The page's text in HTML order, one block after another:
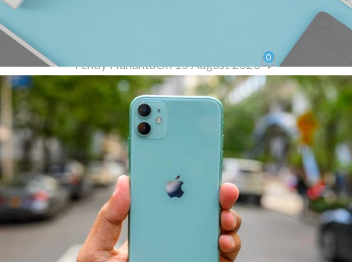
Cara Merekam Layar iPhone 11
Fendy HanantaOn 15 August 2023 0